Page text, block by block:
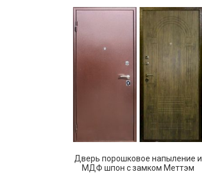
Дверь порошковое напыление и
МДФ шпон с замком Меттэм